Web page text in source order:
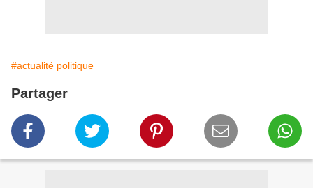
#actualité politique
Partager